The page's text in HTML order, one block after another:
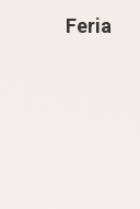
Feria